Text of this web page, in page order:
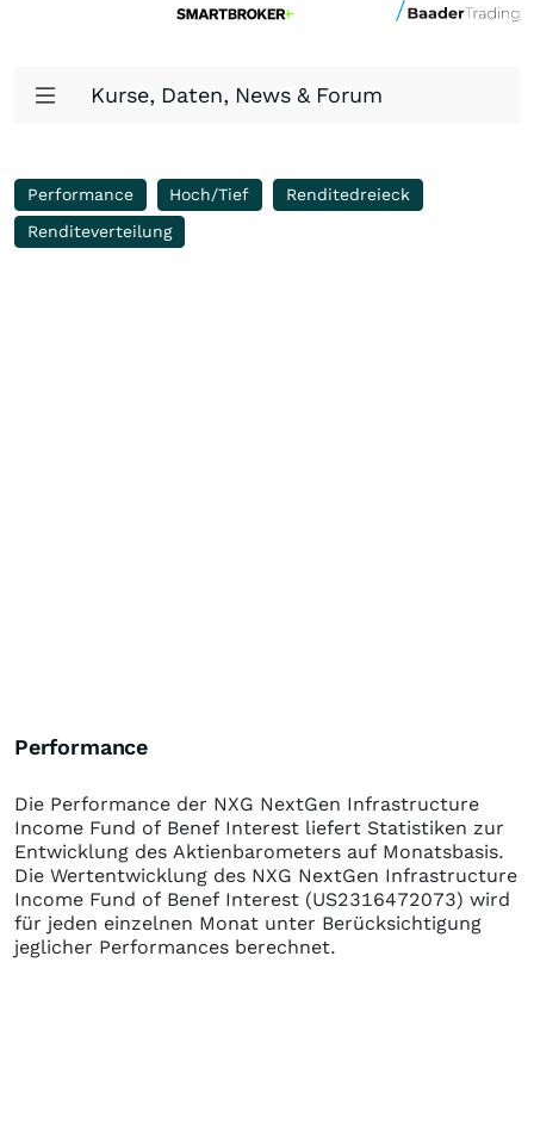
Kurse, Daten, News & Forum
Performance Hoch/Tief
Renditedreieck
Renditeverteilung
Performance
Die Performance der NXG NextGen Infrastructure
Income Fund of Benef Interest liefert Statistiken zur
Entwicklung des Aktienbarometers auf Monatsbasis.
Die Wertentwicklung des NXG NextGen Infrastructure
Income Fund of Benef Interest (US2316472073) wird
für jeden einzelnen Monat unter Berücksichtigung
jeglicher Performances berechnet.